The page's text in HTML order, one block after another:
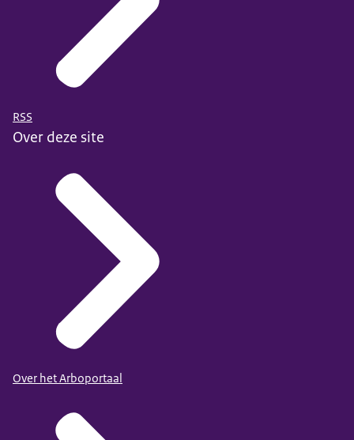
RSS
Over deze site
Over het Arboportaal